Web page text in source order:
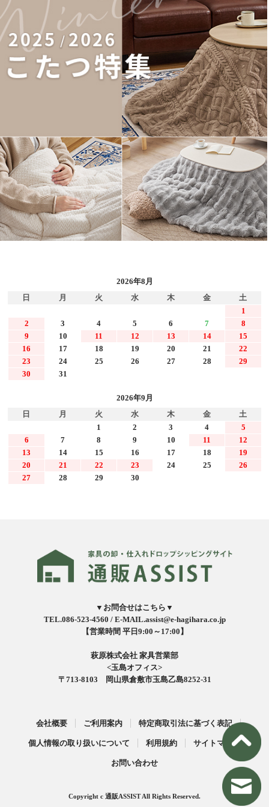
2026年8月
日
月 火 水 木 金
土
1
2
3 4 5 6 7
8
9
10 11 12 13 14
15
16
17 18 19 20 21
22
23
24 25 26 27 28
29
30
31
2026年9月
日
月 火 水 木 金
土
1
2 3 4
5
6
7 8 9 10 11
12
13
14 15 16 17 18
19
20
21 22 23 24 25
26
27
28 29 30
▼お問合せはこちら▼
TEL.086-523-4560 / E-MAIL.assist@e-hagihara.co.jp
【営業時間 平日9:00～17:00】
萩原株式会社 家具営業部
<玉島オフィス>
〒713-8103 岡山県倉敷市玉島乙島8252-31
会社概要 ご利用案内 特定商取引法に基づく表記
個人情報の取り扱いについて 利用規約 サイトマップ
お問い合わせ
Copyright c 通販ASSIST All Rights Reserved.